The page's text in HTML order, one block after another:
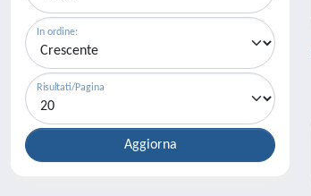
In ordine:
Risultati/Pagina